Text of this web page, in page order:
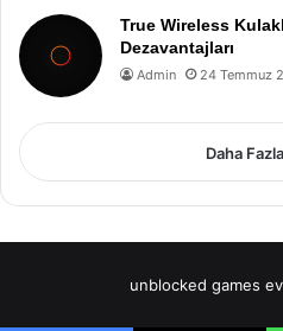
True Wireless
Dezavantajları
Admin 24 Temmuz
Daha
unblocked games